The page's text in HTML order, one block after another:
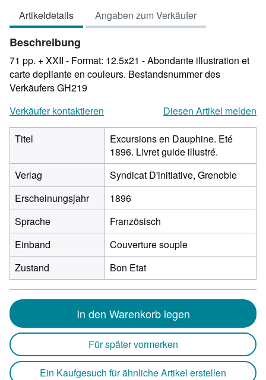
5
Sternen
Artikeldetails Angaben zum Verkäufer
Beschreibung
71 pp. + XXII - Format: 12.5x21 - Abondante illustration et
carte depliante en couleurs. Bestandsnummer des
Verkäufers GH219
Verkäufer kontaktieren
Diesen Artikel melden
Titel
Excursions en Dauphine. Eté
1896. Livret guide illustré.
Verlag
Syndicat D'initiative, Grenoble
Erscheinungsjahr
1896
Sprache
Französisch
Einband
Couverture souple
Zustand
Bon Etat
In den Warenkorb legen
Für später vormerken
Ein Kaufgesuch für ähnliche Artikel erstellen